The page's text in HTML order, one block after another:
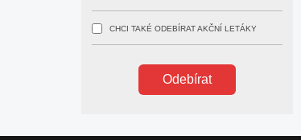
CHCI TAKÉ ODEBÍRAT AKČNÍ LETÁKY
Odebírat